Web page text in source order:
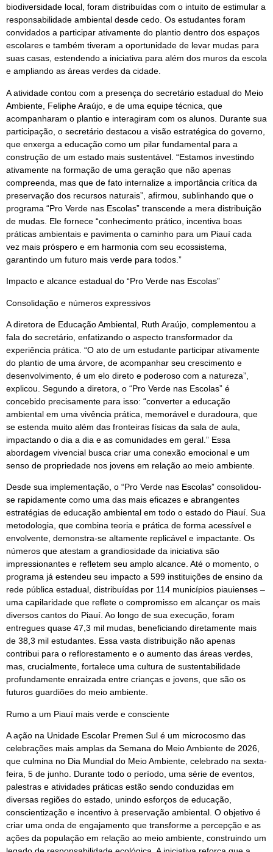
biodiversidade local, foram distribuídas com o intuito de estimular a
responsabilidade ambiental desde cedo. Os estudantes foram
convidados a participar ativamente do plantio dentro dos espaços
escolares e também tiveram a oportunidade de levar mudas para
suas casas, estendendo a iniciativa para além dos muros da escola
e ampliando as áreas verdes da cidade.
A atividade contou com a presença do secretário estadual do Meio
Ambiente, Feliphe Araújo, e de uma equipe técnica, que
acompanharam o plantio e interagiram com os alunos. Durante sua
participação, o secretário destacou a visão estratégica do governo,
que enxerga a educação como um pilar fundamental para a
construção de um estado mais sustentável. “Estamos investindo
ativamente na formação de uma geração que não apenas
compreenda, mas que de fato internalize a importância crítica da
preservação dos recursos naturais”, afirmou, sublinhando que o
programa “Pro Verde nas Escolas” transcende a mera distribuição
de mudas. Ele fornece “conhecimento prático, incentiva boas
práticas ambientais e pavimenta o caminho para um Piauí cada
vez mais próspero e em harmonia com seu ecossistema,
garantindo um futuro mais verde para todos.”
Impacto e alcance estadual do “Pro Verde nas Escolas”
Consolidação e números expressivos
A diretora de Educação Ambiental, Ruth Araújo, complementou a
fala do secretário, enfatizando o aspecto transformador da
experiência prática. “O ato de um estudante participar ativamente
do plantio de uma árvore, de acompanhar seu crescimento e
desenvolvimento, é um elo direto e poderoso com a natureza”,
explicou. Segundo a diretora, o “Pro Verde nas Escolas” é
concebido precisamente para isso: “converter a educação
ambiental em uma vivência prática, memorável e duradoura, que
se estenda muito além das fronteiras físicas da sala de aula,
impactando o dia a dia e as comunidades em geral.” Essa
abordagem vivencial busca criar uma conexão emocional e um
senso de propriedade nos jovens em relação ao meio ambiente.
Desde sua implementação, o “Pro Verde nas Escolas” consolidou-
se rapidamente como uma das mais eficazes e abrangentes
estratégias de educação ambiental em todo o estado do Piauí. Sua
metodologia, que combina teoria e prática de forma acessível e
envolvente, demonstra-se altamente replicável e impactante. Os
números que atestam a grandiosidade da iniciativa são
impressionantes e refletem seu amplo alcance. Até o momento, o
programa já estendeu seu impacto a 599 instituições de ensino da
rede pública estadual, distribuídas por 114 municípios piauienses –
uma capilaridade que reflete o compromisso em alcançar os mais
diversos cantos do Piauí. Ao longo de sua execução, foram
entregues quase 47,3 mil mudas, beneficiando diretamente mais
de 38,3 mil estudantes. Essa vasta distribuição não apenas
contribui para o reflorestamento e o aumento das áreas verdes,
mas, crucialmente, fortalece uma cultura de sustentabilidade
profundamente enraizada entre crianças e jovens, que são os
futuros guardiões do meio ambiente.
Rumo a um Piauí mais verde e consciente
A ação na Unidade Escolar Premen Sul é um microcosmo das
celebrações mais amplas da Semana do Meio Ambiente de 2026,
que culmina no Dia Mundial do Meio Ambiente, celebrado na sexta-
feira, 5 de junho. Durante todo o período, uma série de eventos,
palestras e atividades práticas estão sendo conduzidas em
diversas regiões do estado, unindo esforços de educação,
conscientização e incentivo à preservação ambiental. O objetivo é
criar uma onda de engajamento que transforme a percepção e as
ações da população em relação ao meio ambiente, construindo um